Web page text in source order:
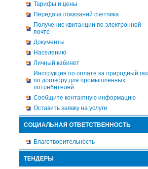
Тарифы и цены
Передача показаний счетчика
Получение квитанции по электронной
почте
Документы
Населению
Личный кабинет
Инструкция по оплате за природный газ
по договору для промышленных
потребителей
Сообщите контактную информацию
Оставить заявку на услуги
СОЦИАЛЬНАЯ ОТВЕТСТВЕННОСТЬ
Благотворительность
ТЕНДЕРЫ